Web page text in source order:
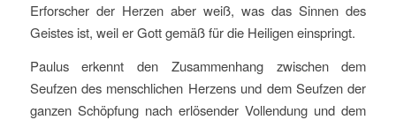
Erforscher der Herzen aber weiß, was das Sinnen des
Geistes ist, weil er Gott gemäß für die Heiligen einspringt.
Paulus erkennt den Zusammenhang zwischen dem
Seufzen des menschlichen Herzens und dem Seufzen der
ganzen Schöpfung nach erlösender Vollendung und dem